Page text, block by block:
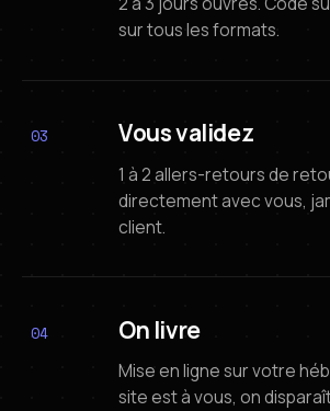
sur tous les formats.
03 Vousvalidez
Vousv
1 à 2 allers-retours de
directement avec vous,
client.
04 On livre
On livre
Mise en ligne sur votre
site est à vous, on